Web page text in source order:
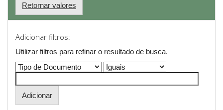
Retornar valores
Adicionar filtros:
Utilizar filtros para refinar o resultado de busca.